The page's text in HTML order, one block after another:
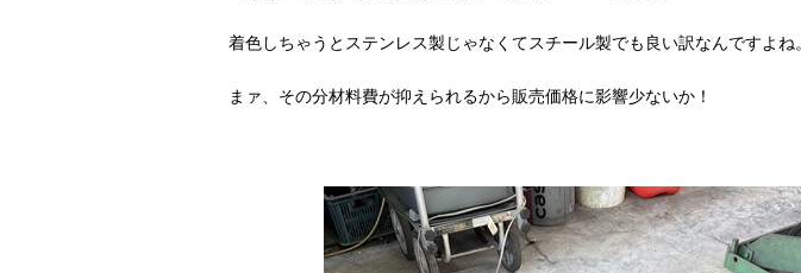
着色しちゃうとステンレス製じゃなくてスチール製でも良い訳なんですよね。
まァ、その分材料費が抑えられるから販売価格に影響少ないか！